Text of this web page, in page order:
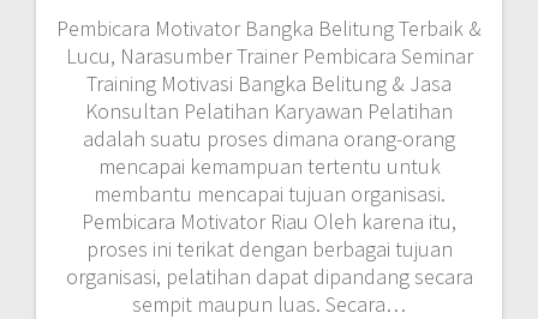
Pembicara Motivator Bangka Belitung Terbaik &
Lucu, Narasumber Trainer Pembicara Seminar
Training Motivasi Bangka Belitung & Jasa
Konsultan Pelatihan Karyawan Pelatihan
adalah suatu proses dimana orang-orang
mencapai kemampuan tertentu untuk
membantu mencapai tujuan organisasi.
Pembicara Motivator Riau Oleh karena itu,
proses ini terikat dengan berbagai tujuan
organisasi, pelatihan dapat dipandang secara
sempit maupun luas. Secara…